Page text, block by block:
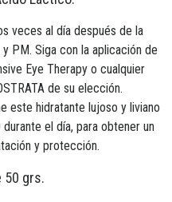
veces al día después de la
PM. Siga con la aplicación de
Eye Therapy o cualquier
de su elección.
este hidratante lujoso y liviano
el día, para obtener un
y protección.
50 grs.